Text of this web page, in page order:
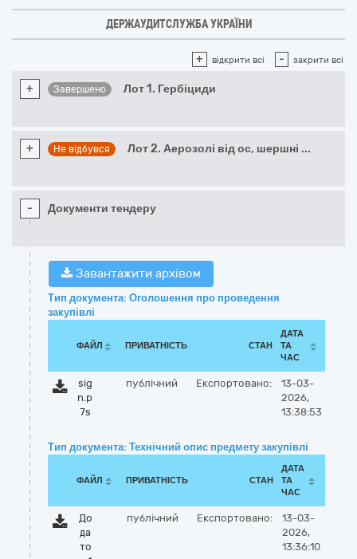
ДЕРЖАУДИТСЛУЖБА УКРАЇНИ
+ відкрити всі - закрити всі
+ Завершено Лот 1. Гербіциди
+ Не відбувся Лот 2. Аерозолі від ос, шершні ...
- Документи тендеру
Завантажити архівом
Тип документа: Оголошення про проведення
закупівлі
ФАЙЛ ПРИВАТНІСТЬ СТАН
ДАТА
ТА
ЧАС
sig
n.p
7s
публічний Експортовано:
13-03-
2026,
13:38:53
Тип документа: Технічний опис предмету закупівлі
ФАЙЛ ПРИВАТНІСТЬ СТАН
ДАТА
ТА
ЧАС
До
да
то
публічний Експортовано:
13-03-
2026,
13:36:10